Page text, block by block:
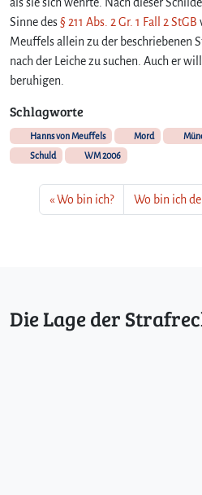
Sinne des§ 211 Abs. 2 Gr. 1 Fall 2 StGB
Meuffels allein zu der beschriebenen
nach der Leiche zu suchen. Auch er
beruhigen.
Schlagworte
Hanns von Meuffels Mord
Schuld
WM 2006
Wo bin ich? Wo bin ich
Die Lage der